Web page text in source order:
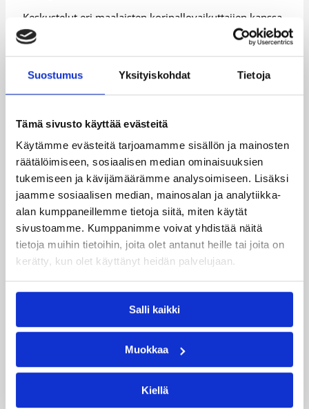
Suostumus Yksityiskohdat Tietoja
Tämä sivusto käyttää evästeitä
Käytämme evästeitä tarjoamamme sisällön ja mainosten
räätälöimiseen, sosiaalisen median ominaisuuksien
tukemiseen ja kävijämäärämme analysoimiseen. Lisäksi
jaamme sosiaalisen median, mainosalan ja analytiikka-
alan kumppaneillemme tietoja siitä, miten käytät
sivustoamme. Kumppanimme voivat yhdistää näitä
tietoja muihin tietoihin, joita olet antanut heille tai joita on
kerätty, kun olet käyttänyt heidän palvelujaan.
Salli kaikki
Muokkaa
Kiellä
Keskustelut eri maalaisten koripallovaikuttajien kanssa
poikivat Zittingiltä ja Dettmannilta vielä erityiskiitoksen
Susijengin fanien suuntaan. Angry Birdsin roolista
päivää rutkasti kansainvälisessä mediassa, mutta
vaikuttajien viestit kertovat nimenomaan fanien olleen
– Täällä saadun viestin perusteella juuri fanit ratkaisivat
Suomelle villin kortin MM-kisoihin, Zitting kertoi.
– Fanit olivat meidän villi korttimme, täydensi
Susijengin alkulohkon ottelut MM-kisoissa
La 30.8. USA – Suomi
Su 31.8. Suomi – Ukraina
Ti 2.9. Suomi – Dominikaaninen Tasavalta
Ke 3.9. Turkki – Suomi
C-alkulohkon ottelut pelataan Bilbaon Bizkaia Areenalla